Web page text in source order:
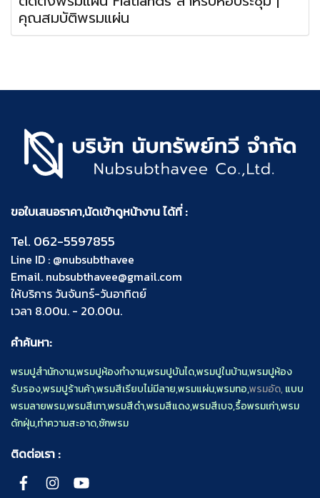
คุณสมบัติพรมแผ่น
ขอใบเสนอราคา,นัดเข้าดูหน้างาน ได้ที่ :
Tel. 062-5597855
Line ID : @nubsubthavee
Email. nubsubthavee@gmail.com
ให้บริการ วันจันทร์-วันอาทิตย์
เวลา 8.00น. - 20.00น.
คำค้นหา:
พรมปูสำนักงาน,พรมปูห้องทำงาน,พรมปูบันได,พรมปูในบ้าน,พรมปูห้อง
รับรอง,พรมปูร้านค้า,พรมสีเรียบไม่มีลาย,พรมแผ่น,พรมทอ,พรมอัด,แบบ
พรมลายพรม,พรมสีเทา,พรมสีดำ,พรมสีแดง,พรมสีเบจ,รื้อพรมเก่า,พรม
ดักฝุ่น,ทำความสะอาด,ซักพรม
ติดต่อเรา :